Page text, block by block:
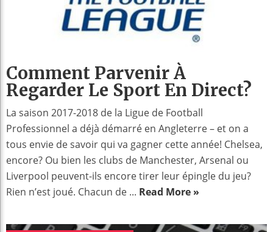
Comment Parvenir À
Regarder Le Sport En Direct?
La saison 2017-2018 de la Ligue de Football
Professionnel a déjà démarré en Angleterre – et on a
tous envie de savoir qui va gagner cette année! Chelsea,
encore? Ou bien les clubs de Manchester, Arsenal ou
Liverpool peuvent-ils encore tirer leur épingle du jeu?
Rien n’est joué. Chacun de ... Read More »